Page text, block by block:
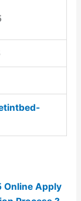
Online Apply